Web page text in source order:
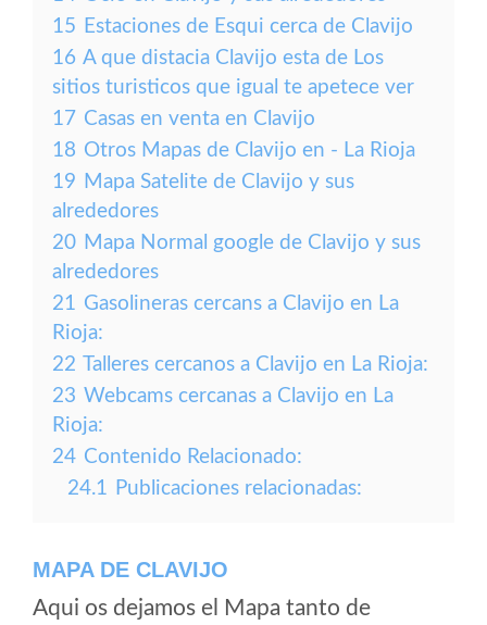
15 Estaciones de Esqui cerca de Clavijo
16 A que distacia Clavijo esta de Los
sitios turisticos que igual te apetece ver
17 Casas en venta en Clavijo
18 Otros Mapas de Clavijo en - La Rioja
19 Mapa Satelite de Clavijo y sus
alrededores
20 Mapa Normal google de Clavijo y sus
alrededores
21 Gasolineras cercans a Clavijo en La
Rioja:
22 Talleres cercanos a Clavijo en La Rioja:
23 Webcams cercanas a Clavijo en La
Rioja:
24 Contenido Relacionado:
24.1 Publicaciones relacionadas:
MAPA DE CLAVIJO
Aqui os dejamos el Mapa tanto de